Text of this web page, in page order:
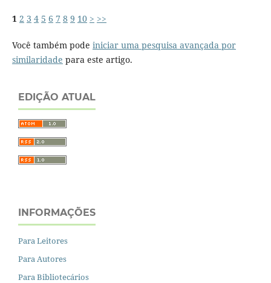
1 2 3 4 5 6 7 8 9 10 > >>
Você também pode iniciar uma pesquisa avançada por
similaridade para este artigo.
EDIÇÃO ATUAL
INFORMAÇÕES
Para Leitores
Para Autores
Para Bibliotecários